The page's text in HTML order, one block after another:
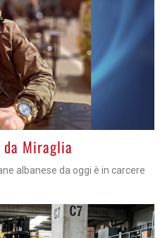
Miraglia
albanese da oggi è in carcere